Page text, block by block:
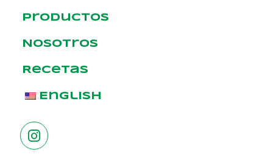
Productos
Nosotros
Recetas
English